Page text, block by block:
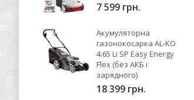
7 599 грн.
Акумуляторна
газонокосарка AL-KO
4.65 Li SP Easy Energy
Flex (без АКБ і
зарядного)
18 399 грн.